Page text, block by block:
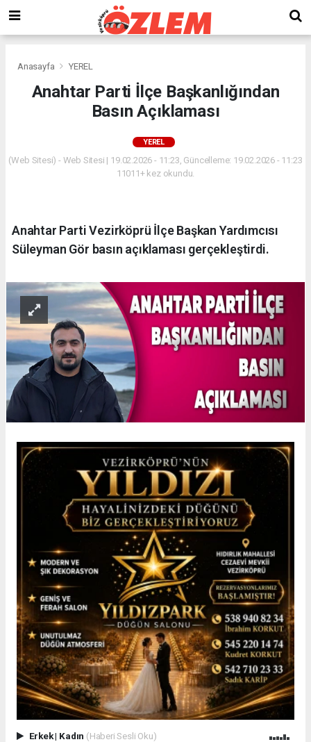
Anasayfa YEREL
Anahtar Parti İlçe Başkanlığından
Basın Açıklaması
YEREL
(Web Sitesi) - Web Sitesi | 19.02.2026 - 11:23, Güncelleme: 19.02.2026 - 11:23
11011+ kez okundu.
Anahtar Parti Vezirköprü İlçe Başkan Yardımcısı
Süleyman Gör basın açıklaması gerçekleştirdi.
Erkek| Kadın (Haberi Sesli Oku)